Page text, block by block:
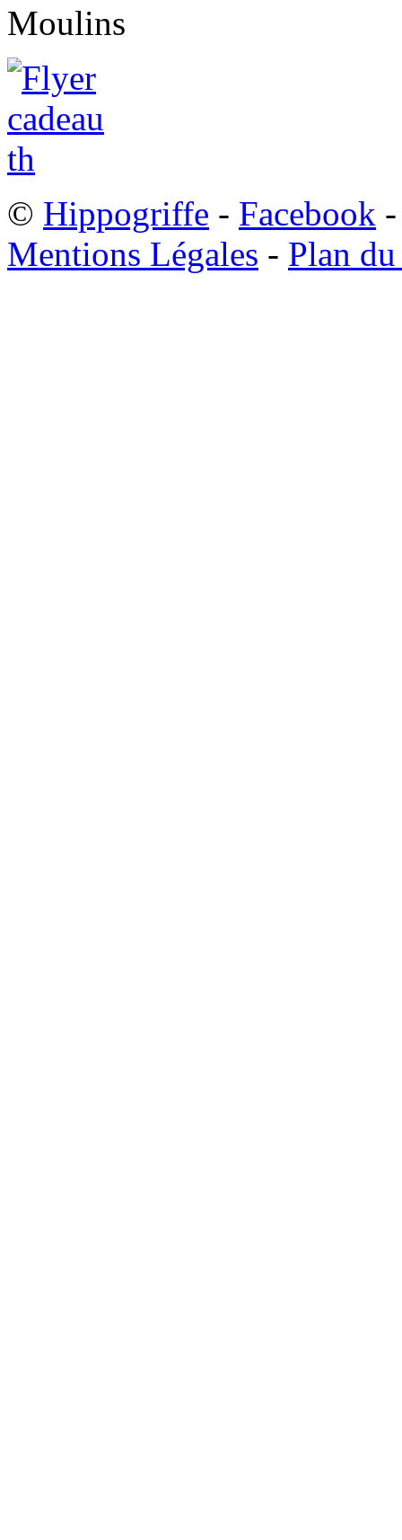
© Hippogriffe - Facebook
Mentions Légales - Plan